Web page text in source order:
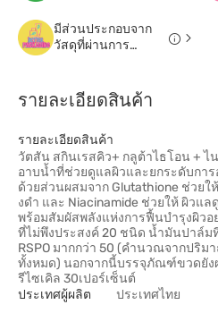
มีส่วนประกอบจาก
วัสดุที่ผ่านการ
รายละเอียดสินค้า
รายละเอียดสินค้า
วัตสัน สกินเรสคิว+ กลูต้าไธโอน + ไ
อาบนํ้าที่ช่วยดูแลผิวและยกระดับกา
ด้วยส่วนผสมจาก Glutathione ช่วยใ
งดํา และ Niacinamide ช่วยให้ ผิวแ
พร้อมสัมผัสพลังแห่งการฟื้นบํารุงผิว
ที่ไม่พึงประสงค์ 20 ชนิด น้ำมันปาล์ม
RSPO มากกว่า 50 (คำนวณจากป
ทั้งหมด) นอกจากนี้บรรจุภัณฑ์ขวดยัง
รีไซเคิล 30เปอร์เซ็นต์
ประเทศผู้ผลิต
ประเทศไทย